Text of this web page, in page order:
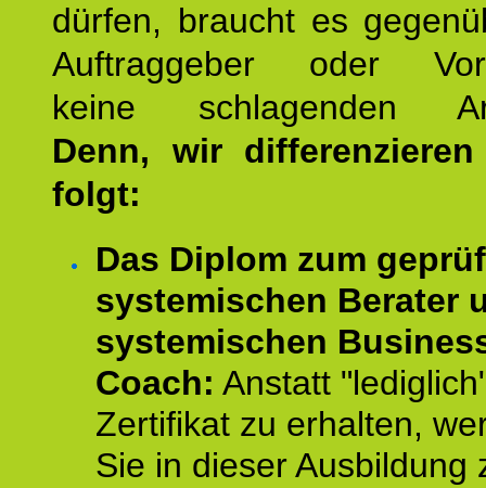
dürfen, braucht es
Auftraggeber oder
keine schlagenden
Denn, wir
folgt:
Das Diplom zum
systemischen Berater
systemischen
Coach: Anstatt
Zertifikat zu erhalten,
Sie in dieser Ausbildung